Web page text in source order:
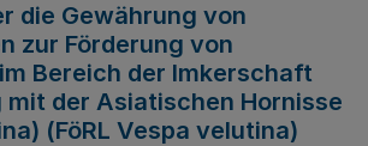
die Gewährung von
zur Förderung von
Bereich der Imkerschaft
mit der Asiatischen Hornisse
(FöRL Vespa velutina)